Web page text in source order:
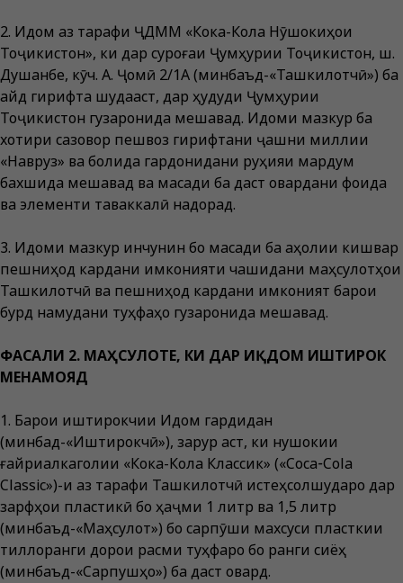
2. Иқдом аз тарафи ҶДММ «Кока-Кола Нӯшокиҳои
Тоҷикистон», ки дар суроғаи Ҷумҳурии Тоҷикистон, ш.
Душанбе, кӯч. А. Ҷомӣ 2/1A (минбаъд-«Ташкилотчӣ») ба
қайд гирифта шудааст, дар ҳудуди Ҷумҳурии
Тоҷикистон гузаронида мешавад. Иқдоми мазкур ба
хотири сазовор пешвоз гирифтани ҷашни миллии
«Навруз» ва болида гардонидани руҳияи мардум
бахшида мешавад ва мақсади ба даст овардани фоида
ва элементи таваккалӣ надорад.
3. Иқдоми мазкур инчунин бо мақсади ба аҳолии кишвар
пешниҳод кардани имконияти чашидани маҳсулотҳои
Ташкилотчӣ ва пешниҳод кардани имконият барои
бурд намудани туҳфаҳо гузаронида мешавад.
ФАСАЛИ 2. МАҲСУЛОТЕ, КИ ДАР ИҚДОМ ИШТИРОК
МЕНАМОЯД
1. Барои иштирокчии Иқдом гардидан
(минбад-«Иштирокчӣ»), зарур аст, ки нушокии
ғайриалкаголии «Кока-Кола Классик» («Coca‑Cola
Classic»)-и аз тарафи Ташкилотчӣ истеҳсолшударо дар
зарфҳои пластикӣ бо ҳаҷми 1 литр ва 1,5 литр
(минбаъд-«Маҳсулот») бо сарпӯши махсуси пласткии
тиллоранги дорои расми туҳфаро бо ранги сиёҳ
(минбаъд-«Сарпушҳо») ба даст овард.